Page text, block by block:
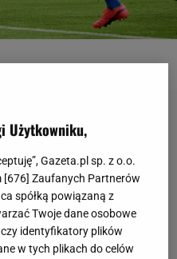
Użytkowniku,
Gazeta.pl sp. z o.o.
[676] Zaufanych Partnerów
spółką powiązaną z
Twoje dane osobowe
czy identyfikatory plików
w tych plikach do celów